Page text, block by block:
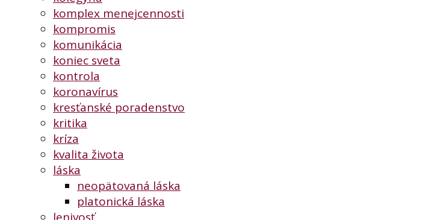
komplex menejcennosti
kompromis
komunikácia
koniec sveta
kontrola
koronavírus
kresťanské poradenstvo
kritika
kríza
kvalita života
láska
neopätovaná láska
platonická láska
lenivosť